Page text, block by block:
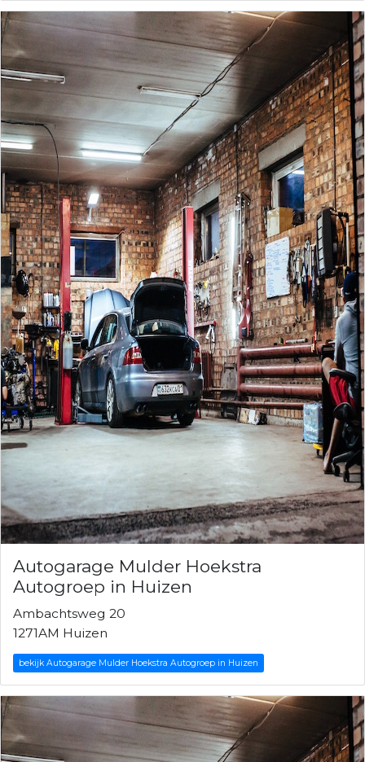
Autogarage Mulder Hoekstra
Autogroep in Huizen
Ambachtsweg 20
1271AM Huizen
bekijk Autogarage Mulder Hoekstra Autogroep in Huizen